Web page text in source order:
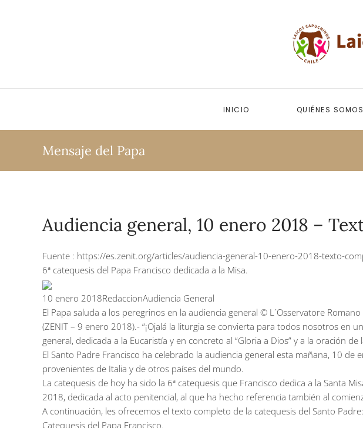
INICIO QUIÉNES SOMOS
Mensaje del Papa
Audiencia general, 10 enero 2018 –
Fuente : https://es.zenit.org/articles/audiencia-general-10-enero-2018-texto-
6ª catequesis del Papa Francisco dedicada a la Misa.
10 enero 2018RedaccionAudiencia General
El Papa saluda a los peregrinos en la audiencia general © L´Osservatore Romano
(ZENIT – 9 enero 2018).- “¡Ojalá la liturgia se convierta para todos nosotros en
general, dedicada a la Eucaristía y en concreto al “Gloria a Dios” y a la oración de
El Santo Padre Francisco ha celebrado la audiencia general esta mañana, 10
provenientes de Italia y de otros países del mundo.
La catequesis de hoy ha sido la 6ª catequesis que Francisco dedica a la Santa
2018, dedicada al acto penitencial, al que ha hecho referencia también al
A continuación, les ofrecemos el texto completo de la catequesis del Santo Padre:
Catequesis del Papa Francisco.